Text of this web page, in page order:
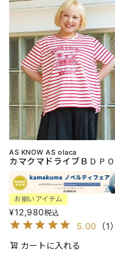
AS KNOW AS olaca
カマクマドライブＢＤＰＯ
お揃いアイテム
¥12,980税込
5.00 （1）
カートに入れる